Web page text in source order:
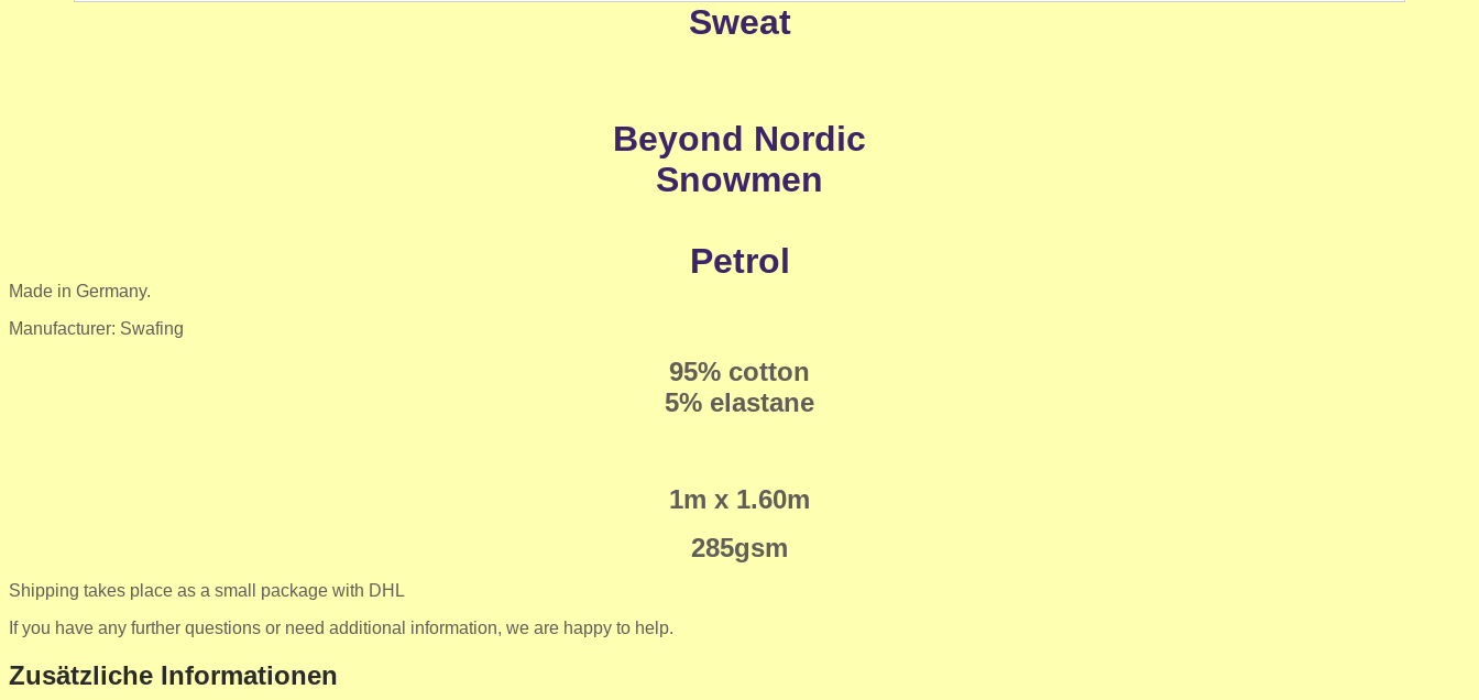
Sweat
Beyond Nordic
Snowmen
Petrol
Made in Germany.
Manufacturer: Swafing
95% cotton
5% elastane
1m x 1.60m
285gsm
Shipping takes place as a small package with DHL
If you have any further questions or need additional information, we are happy to help.
Zusätzliche Informationen